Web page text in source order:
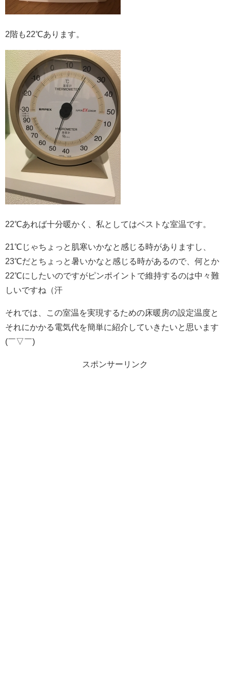
2階も22℃あります。
22℃あれば十分暖かく、私としてはベストな室温です。
21℃じゃちょっと肌寒いかなと感じる時がありますし、
23℃だとちょっと暑いかなと感じる時があるので、何とか
22℃にしたいのですがピンポイントで維持するのは中々難
しいですね（汗
それでは、この室温を実現するための床暖房の設定温度と
それにかかる電気代を簡単に紹介していきたいと思います
(￣▽￣)
スポンサーリンク